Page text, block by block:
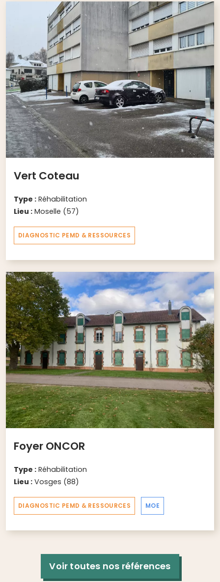
Vert Coteau
Type : Réhabilitation
Lieu : Moselle (57)
DIAGNOSTIC PEMD & RESSOURCES
Foyer ONCOR
Type : Réhabilitation
Lieu : Vosges (88)
DIAGNOSTIC PEMD & RESSOURCES MOE
Voir toutes nos références